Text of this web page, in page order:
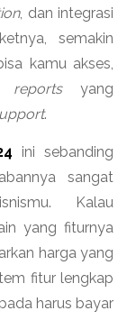
, dan integrasi
semakin
kamu akses,
reportsyang
.
ini sebanding
sangat
Kalau
yang fiturnya
harga yang
fitur lengkap
harus bayar